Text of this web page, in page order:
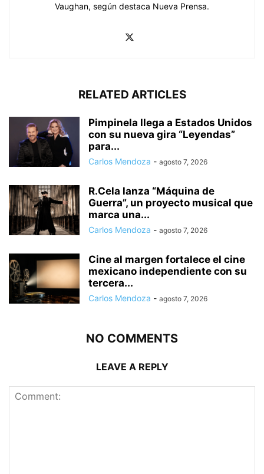
Vaughan, según destaca Nueva Prensa.
RELATED ARTICLES
Pimpinela llega a Estados Unidos
con su nueva gira “Leyendas”
para...
Carlos Mendoza - agosto 7, 2026
R.Cela lanza “Máquina de
Guerra”, un proyecto musical que
marca una...
Carlos Mendoza - agosto 7, 2026
Cine al margen fortalece el cine
mexicano independiente con su
tercera...
Carlos Mendoza - agosto 7, 2026
NO COMMENTS
LEAVE A REPLY